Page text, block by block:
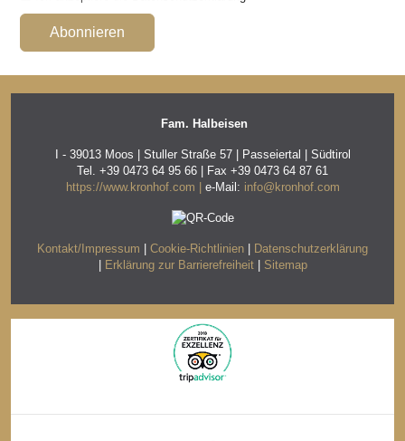
Fam. Halbeisen
I - 39013 Moos | Stuller Straße 57 | Passeiertal | Südtirol
Tel. +39 0473 64 95 66 | Fax +39 0473 64 87 61
https://www.kronhof.com | e-Mail: info@kronhof.com
Kontakt/Impressum Cookie-Richtlinien
Datenschutzerklärung
Erklärung zur Barrierefreiheit| Sitemap